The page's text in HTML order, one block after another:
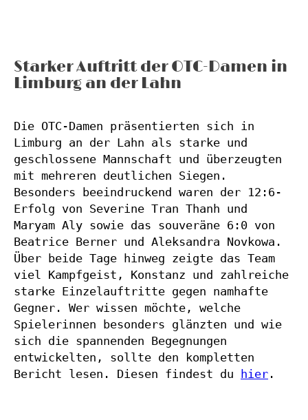
Starker Auftritt der OTC-Damen in
Limburg an der Lahn
Die OTC-Damen präsentierten sich in
Limburg an der Lahn als starke und
geschlossene Mannschaft und überzeugten
mit mehreren deutlichen Siegen.
Besonders beeindruckend waren der 12:6-
Erfolg von Severine Tran Thanh und
Maryam Aly sowie das souveräne 6:0 von
Beatrice Berner und Aleksandra Novkowa.
Über beide Tage hinweg zeigte das Team
viel Kampfgeist, Konstanz und zahlreiche
starke Einzelauftritte gegen namhafte
Gegner. Wer wissen möchte, welche
Spielerinnen besonders glänzten und wie
sich die spannenden Begegnungen
entwickelten, sollte den kompletten
Bericht lesen. Diesen findest du hier .